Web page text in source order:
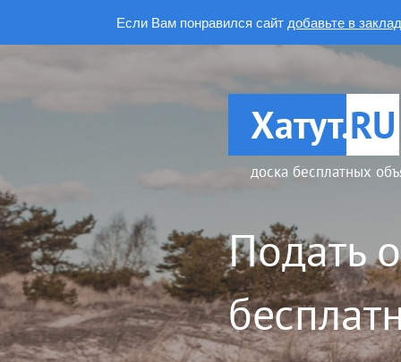
Если Вам понравился сайт добавьте в
Хатут.RU
доска бесплатных
Подать